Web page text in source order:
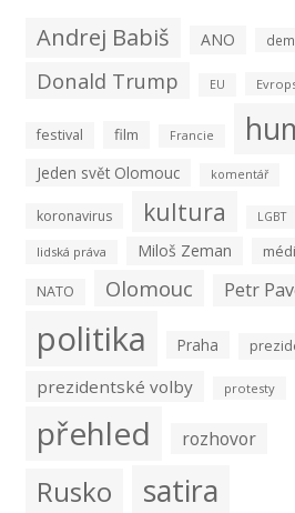
Andrej Babiš ANO
Donald Trump EU
festival film Francie
Jeden svět Olomouc komentář
koronavirus kultura LGBT
lidská práva Miloš Zeman
NATO Olomouc Petr
politika Praha
prezidentské volby protesty
přehled rozhovor
Rusko satira